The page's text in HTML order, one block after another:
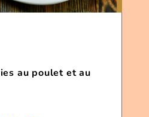
au poulet et au